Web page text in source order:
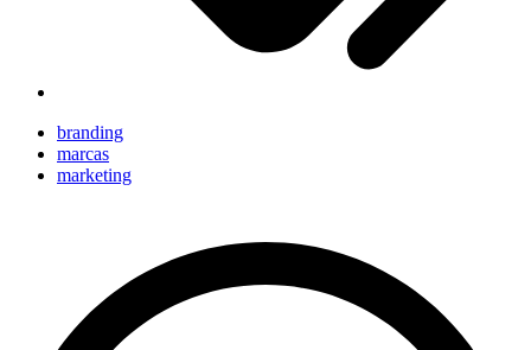
branding
marcas
marketing